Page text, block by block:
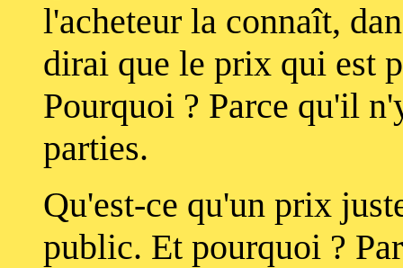
l'acheteur la connaît,
dirai que le prix qui est
Pourquoi ? Parce qu'il
parties.
Qu'est-ce qu'un prix
public. Et pourquoi ?